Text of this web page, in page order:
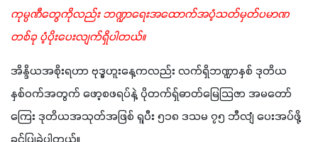
ကုမ္ပဏီတွေကိုလည်း ဘဏ္ဍာရေးအထောက်အပံ့သတ်မှတ်ပမာဏ
တစ်ခု ပံ့ပိုးပေးလျက်ရှိပါတယ်။
အိန္ဒိယအစိုးရဟာ ဗုဒ္ဓဟူးနေ့ကလည်း လက်ရှိဘဏ္ဍာနှစ် ဒုတိယ
နှစ်ဝက်အတွက် ဖော့စဖရပ်နဲ့ ပိုတက်ရှ်ဓာတ်မြေသြဇာ အမတော်
ကြေး ဒုတိယအသုတ်အဖြစ် ရူပီး ၅၁၈ ဒသမ ၇၅ ဘီလျံ ပေးအပ်ဖို့